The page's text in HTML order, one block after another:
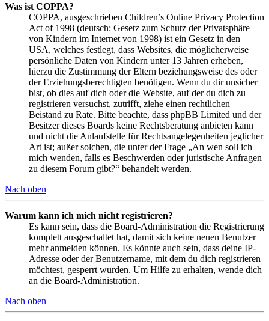
Was ist COPPA?
COPPA, ausgeschrieben Children’s Online Privacy Protection
Act of 1998 (deutsch: Gesetz zum Schutz der Privatsphäre
von Kindern im Internet von 1998) ist ein Gesetz in den
USA, welches festlegt, dass Websites, die möglicherweise
persönliche Daten von Kindern unter 13 Jahren erheben,
hierzu die Zustimmung der Eltern beziehungsweise des oder
der Erziehungsberechtigten benötigen. Wenn du dir unsicher
bist, ob dies auf dich oder die Website, auf der du dich zu
registrieren versuchst, zutrifft, ziehe einen rechtlichen
Beistand zu Rate. Bitte beachte, dass phpBB Limited und der
Besitzer dieses Boards keine Rechtsberatung anbieten kann
und nicht die Anlaufstelle für Rechtsangelegenheiten jeglicher
Art ist; außer solchen, die unter der Frage „An wen soll ich
mich wenden, falls es Beschwerden oder juristische Anfragen
zu diesem Forum gibt?“ behandelt werden.
Nach oben
Warum kann ich mich nicht registrieren?
Es kann sein, dass die Board-Administration die Registrierung
komplett ausgeschaltet hat, damit sich keine neuen Benutzer
mehr anmelden können. Es könnte auch sein, dass deine IP-
Adresse oder der Benutzername, mit dem du dich registrieren
möchtest, gesperrt wurden. Um Hilfe zu erhalten, wende dich
an die Board-Administration.
Nach oben